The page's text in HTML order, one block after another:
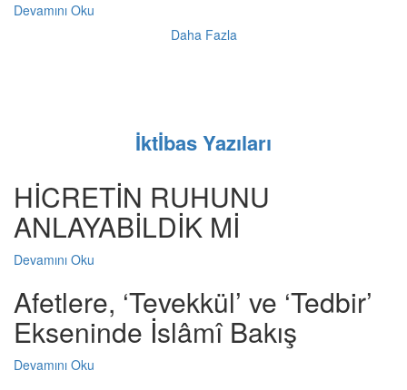
Devamını Oku
Daha Fazla
İktİbas Yazıları
HİCRETİN RUHUNU
ANLAYABİLDİK Mİ
Devamını Oku
Afetlere, ‘Tevekkül’ ve ‘Tedbir’
Ekseninde İslâmî Bakış
Devamını Oku